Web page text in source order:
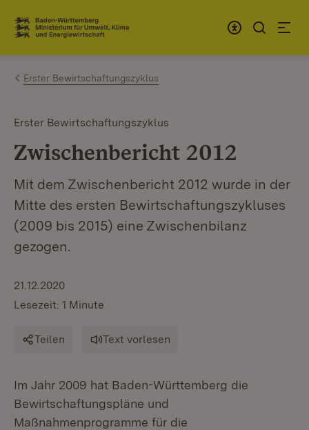
Zum Inhalt springen
Link zur Startseite
Erster Bewirtschaftungszyklus
Erster Bewirtschaftungszyklus
Zwischenbericht 2012
Mit dem Zwischenbericht 2012 wurde in der
Mitte des ersten Bewirtschaftungszykluses
(2009 bis 2015) eine Zwischenbilanz
gezogen.
21.12.2020
Lesezeit: 1 Minute
Teilen Text vorlesen
Im Jahr 2009 hat Baden-Württemberg die
Bewirtschaftungspläne und
Maßnahmenprogramme für die